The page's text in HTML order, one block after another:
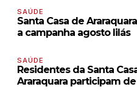
SAÚDE
Santa Casa de
a campanha agosto lilás
SAÚDE
Residentes da Santa
Araraquara participam